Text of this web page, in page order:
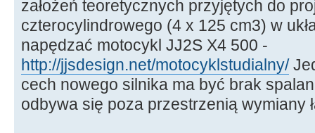
założeń teoretycznych przyjętych do
czterocylindrowego (4 x 125 cm3) w
napędzać motocykl JJ2S X4 500 -
http://jjsdesign.net/motocyklstudialny/
cech nowego silnika ma być brak
odbywa się poza przestrzenią wymiany